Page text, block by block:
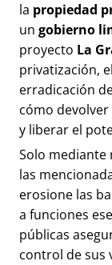
la propiedad
un gobierno
proyecto La
privatización,
erradicación
cómo
y liberar el
Solo
las
erosione las
a funciones
públicas
control de sus